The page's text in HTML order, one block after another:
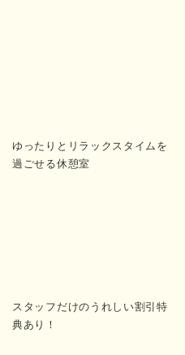
ゆったりとリラックスタイムを
過ごせる休憩室
スタッフだけのうれしい割引特
典あり！